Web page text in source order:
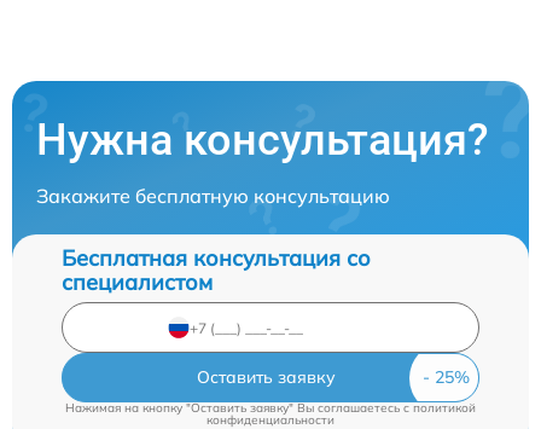
Нужна консультация?
Закажите бесплатную консультацию
Бесплатная консультация со
специалистом
Оставить заявку
Нажимая на кнопку "Оставить заявку" Вы соглашаетесь cполитикой
конфиденциальности